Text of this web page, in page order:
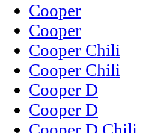
Cooper
Cooper
Cooper Chili
Cooper Chili
Cooper D
Cooper D